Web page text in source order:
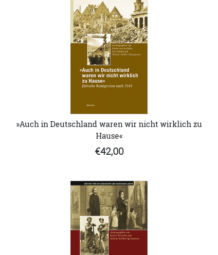
»Auch in Deutschland waren wir nicht wirklich zu
Hause«
€42,00